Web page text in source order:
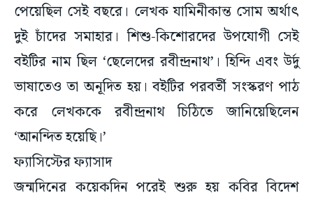
পেয়েছিল সেই বছরে। লেখক যামিনীকান্ত সোম অর্থাৎ
দুই চাঁদের সমাহার। শিশু-কিশোরদের উপযোগী সেই
বইটির নাম ছিল ‘ছেলেদের রবীন্দ্রনাথ’। হিন্দি এবং উর্দু
ভাষাতেও তা অনূদিত হয়। বইটির পরবর্তী সংস্করণ পাঠ
করে লেখককে রবীন্দ্রনাথ চিঠিতে জানিয়েছিলেন
‘আনন্দিত হয়েছি।’
ফ্যাসিস্টের ফ্যাসাদ
জন্মদিনের কয়েকদিন পরেই শুরু হয় কবির বিদেশ